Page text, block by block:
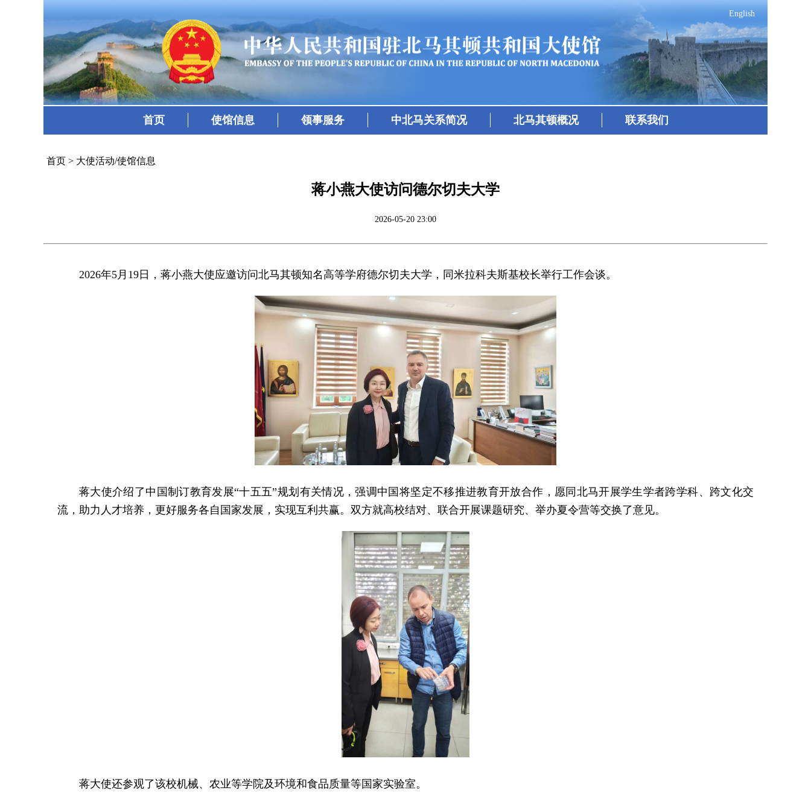
English
首页 使馆信息 领事服务 中北马关系简况 北马其顿概况 联系我们
首页 > 大使活动/使馆信息
蒋小燕大使访问德尔切夫大学
2026-05-20 23:00
2026年5月19日，蒋小燕大使应邀访问北马其顿知名高等学府德尔切夫大学，同米拉科夫斯基校长举行工作会谈。
蒋大使介绍了中国制订教育发展“十五五”规划有关情况，强调中国将坚定不移推进教育开放合作，愿同北马开展学生学者跨学科、跨文化交
流，助力人才培养，更好服务各自国家发展，实现互利共赢。双方就高校结对、联合开展课题研究、举办夏令营等交换了意见。
蒋大使还参观了该校机械、农业等学院及环境和食品质量等国家实验室。